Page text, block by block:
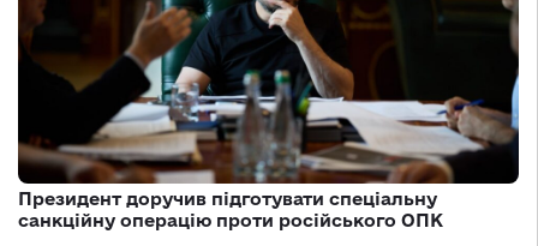
Президент доручив підготувати спеціальну
санкційну операцію проти російського ОПК